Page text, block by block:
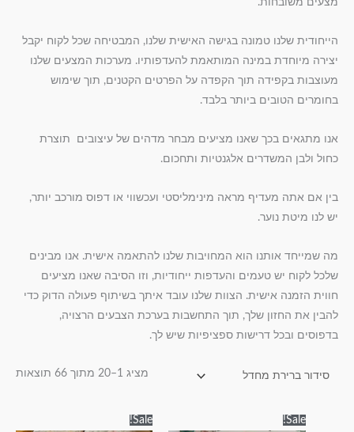
הייחודית שלנו טמונה בגישה האישית שלנו, המבטיחה שכל לקוח יקבל
יצירה מיוחדת במינה המותאמת להעדפותיו. מערכות המצעים שלנו
מעוצבות בקפידה תוך הקפדה על הפרטים הקטנים, תוך שימוש
בחומרים הטובים ביותר בלבד.
אנו מתגאים בכך שאנו מציעים מבחר מדהים של עיצובים תוצרת
כחול ולבן המשדרים אלגנטיות ותחכום.
בין אם אתה מעדיף מראה מינימליסטי ועכשווי או דפוס מורכב יותר,
יש לנו מיטת נוער.
מה שמייחד אותנו הוא המחויבות שלנו להתאמה אישית. אנו מבינים
שלכל לקוח יש טעמים והעדפות ייחודיות, וזו הסיבה שאנו מציעים
חווית הזמנה אישית. הצוות שלנו עובד איתך בשיתוף פעולה הדוק כדי
להבין את החזון שלך, תוך התחשבות בערכת הצבעים הרצויה,
בדפוסים ובכל דרישות ספציפיות שיש לך.
מציג 1–20 מתוך 66 תוצאות
Sale!
מחירים:
Sale!
מחירים: